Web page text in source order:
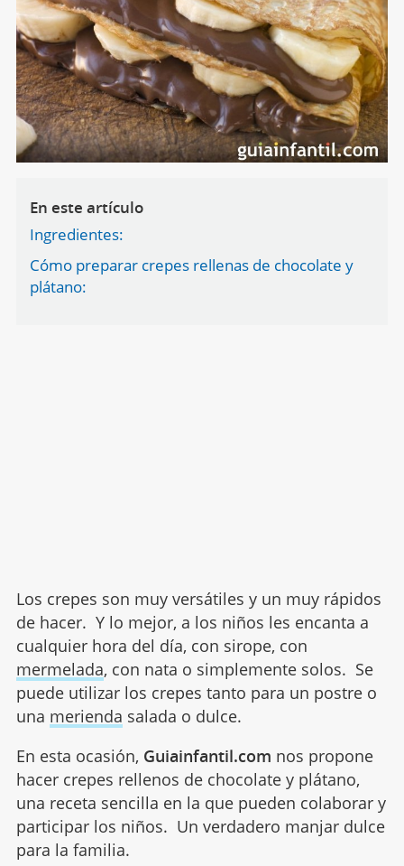
En este artículo
Ingredientes:
Cómo preparar crepes rellenas de chocolate y
plátano:
Los crepes son muy versátiles y un muy rápidos
de hacer. Y lo mejor, a los niños les encanta a
cualquier hora del día, con sirope, con
mermelada, con nata o simplemente solos. Se
puede utilizar los crepes tanto para un postre o
una merienda salada o dulce.
En esta ocasión, Guiainfantil.com nos propone
hacer crepes rellenos de chocolate y plátano,
una receta sencilla en la que pueden colaborar y
participar los niños. Un verdadero manjar dulce
para la familia.